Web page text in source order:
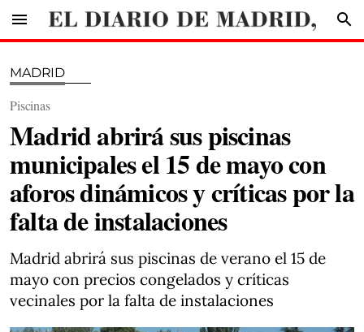
menu search
MADRID
Piscinas
Madrid abrirá sus piscinas
municipales el 15 de mayo con
aforos dinámicos y críticas por la
falta de instalaciones
Madrid abrirá sus piscinas de verano el 15 de
mayo con precios congelados y críticas
vecinales por la falta de instalaciones